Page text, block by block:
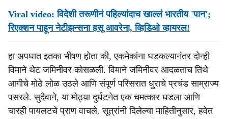
Viral video: विदेशी तरूणीनं पहिल्यांदाच खाल्लं भारतीय 'पान';
रिएक्शन पाहून नेटीझन्सना हसू आवरेना, व्हिडिओ व्हायरल!
हा अपघात इतका भीषण होता की, एकमेकांना धडकल्यानंतर दोन्ही
विमाने थेट जमिनीवर कोसळली. विमाने जमिनीवर आदळताच तिथे
आगीचे मोठे लोळ उठले आणि संपूर्ण परिसरात धुराचे प्रचंड साम्राज्य
पसरले. सुदैवाने, या मोठ्या दुर्घटनेत एक चमत्कार घडला आणि
चारही पायलटचे प्राण वाचले. सूत्रांनी दिलेल्या माहितीनुसार, हवेत